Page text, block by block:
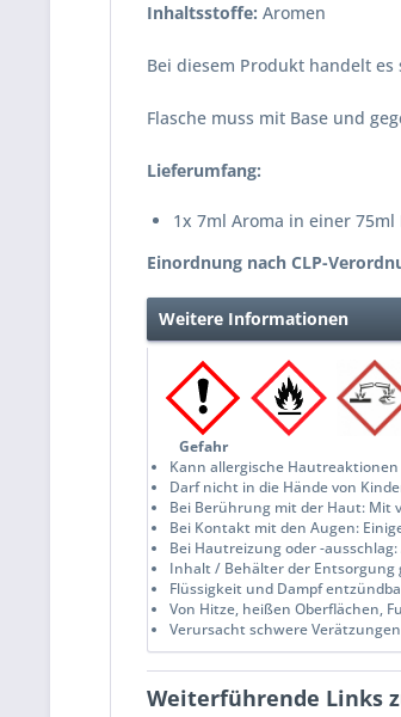
Inhaltsstoffe: Aromen
Bei diesem Produkt handelt
Flasche muss mit Base und
Lieferumfang:
1x 7ml Aroma in einer 75ml
Einordnung nach CLP-
Weitere Informationen
Gefahr
Kann allergische
Darf nicht in die Hände von
Bei Berührung mit der Haut: Mit
Bei Kontakt mit den Augen:
Bei Hautreizung oder -
Inhalt / Behälter der
Flüssigkeit und Dampf
Von Hitze, heißen Oberflächen,
Verursacht schwere
Weiterführende Links